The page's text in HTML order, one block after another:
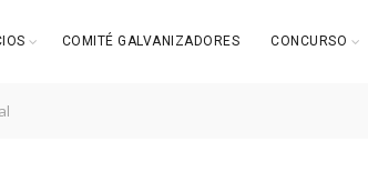
COMITÉ GALVANIZADORES CONCURSO